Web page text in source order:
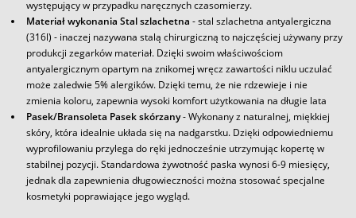
występujący w przypadku naręcznych czasomierzy.
Materiał wykonania Stal szlachetna - stal szlachetna antyalergiczna
(316l) - inaczej nazywana stalą chirurgiczną to najczęściej używany przy
produkcji zegarków materiał. Dzięki swoim właściwościom
antyalergicznym opartym na znikomej wręcz zawartości niklu uczulać
może zaledwie 5% alergików. Dzięki temu, że nie rdzewieje i nie
zmienia koloru, zapewnia wysoki komfort użytkowania na długie lata
Pasek/Bransoleta Pasek skórzany- Wykonany z naturalnej, miękkiej
skóry, która idealnie układa się na nadgarstku. Dzięki odpowiedniemu
wyprofilowaniu przylega do ręki jednocześnie utrzymując kopertę w
stabilnej pozycji. Standardowa żywotność paska wynosi 6-9 miesięcy,
jednak dla zapewnienia długowieczności można stosować specjalne
kosmetyki poprawiające jego wygląd.